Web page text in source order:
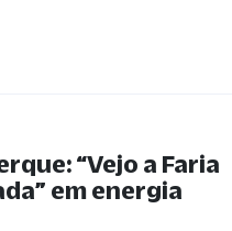
“Vejo a Faria
” em energia